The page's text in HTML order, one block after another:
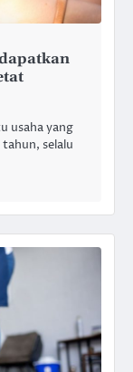
usaha yang
selalu